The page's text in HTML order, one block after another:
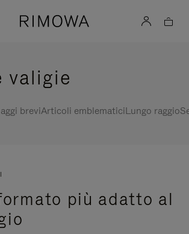
valigie
breviArticoli emblematiciLungo raggio
più adatto al